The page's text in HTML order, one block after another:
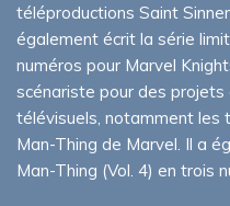
téléproductions Saint
également écrit la série
numéros pour Marvel
scénariste pour des
télévisuels, notamment les
Man-Thing de Marvel. Il a
Man-Thing (Vol. 4) en trois